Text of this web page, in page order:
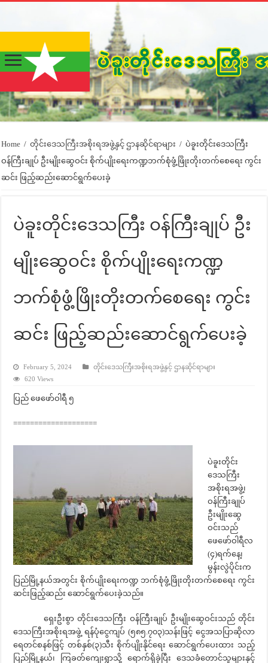
Home / တိုင်းဒေသကြီးအစိုးရအဖွဲ့နှင့် ဌာနဆိုင်ရာများ / ပဲခူးတိုင်းဒေသကြီး
ဝန်ကြီးချုပ် ဦးမျိုးဆွေဝင်း စိုက်ပျိုးရေးကဏ္ဍဘက်စုံဖွံ့ဖြိုးတိုးတက်စေရေး ကွင်း
ဆင်း ဖြည့်ဆည်းဆောင်ရွက်ပေးခဲ့
ပဲခူးတိုင်းဒေသကြီး ဝန်ကြီးချုပ် ဦး
မျိုးဆွေဝင်း စိုက်ပျိုးရေးကဏ္ဍ
ဘက်စုံဖွံ့ဖြိုးတိုးတက်စေရေး ကွင်း
ဆင်း ဖြည့်ဆည်းဆောင်ရွက်ပေးခဲ့
February 5, 2024
တိုင်းဒေသကြီးအစိုးရအဖွဲ့နှင့် ဌာနဆိုင်ရာများ
620 Views
ပြည် ဖေဖော်ဝါရီ ၅
====================
ပဲခူးတိုင်း
ဒေသကြီး
အစိုးရအဖွဲ့၊
ဝန်ကြီးချုပ်
ဦးမျိုးဆွေ
ဝင်းသည်
ဖေဖော်ဝါရီလ
(၄)ရက်နေ့၊
မွန်းလွဲပိုင်းက
ပြည်မြို့နယ်အတွင်း စိုက်ပျိုးရေးကဏ္ဍ ဘက်စုံဖွံ့ဖြိုးတိုးတက်စေရေး ကွင်း
ဆင်းဖြည့်ဆည်း ဆောင်ရွက်ပေးခဲ့သည်။
ရှေးဦးစွာ တိုင်းဒေသကြီး ဝန်ကြီးချုပ် ဦးမျိုးဆွေဝင်းသည် တိုင်း
ဒေသကြီးအစိုးရအဖွဲ့ ရန်ပုံငွေကျပ် (၅၈၅.၇၀၃)သန်းဖြင့် ငွေအသပြာဆိုလာ
ရေတင်စနစ်ဖြင့် တစ်နှစ်(၃)သီး စိုက်ပျိုးနိုင်ရေး ဆောင်ရွက်ပေးထား သည့်
ပြည်မြို့နယ်၊ ကြခတ်ကျေးရွာသို့ ရောက်ရှိခဲ့ပြီး ဒေသခံတောင်သူများနှင့်